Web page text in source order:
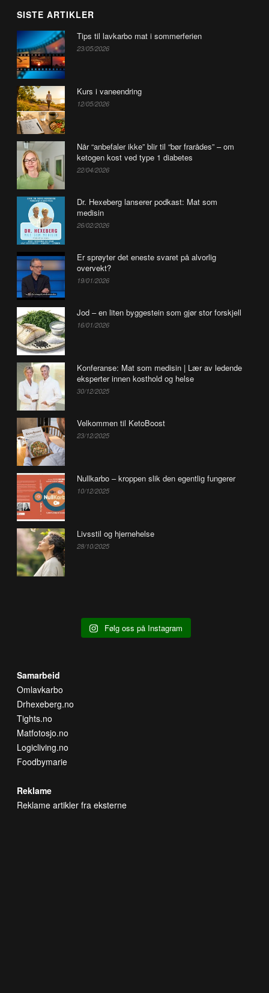
SISTE ARTIKLER
Tips til lavkarbo mat i sommerferien
23/05/2026
Kurs i vaneendring
12/05/2026
Når “anbefaler ikke” blir til “bør frarådes” – om
ketogen kost ved type 1 diabetes
22/04/2026
Dr. Hexeberg lanserer podkast: Mat som
medisin
26/02/2026
Er sprøyter det eneste svaret på alvorlig
overvekt?
19/01/2026
Jod – en liten byggestein som gjør stor forskjell
16/01/2026
Konferanse: Mat som medisin | Lær av ledende
eksperter innen kosthold og helse
30/12/2025
Velkommen til KetoBoost
23/12/2025
Nullkarbo – kroppen slik den egentlig fungerer
10/12/2025
Livsstil og hjernehelse
28/10/2025
Følg oss på Instagram
Samarbeid
Omlavkarbo
Drhexeberg.no
Tights.no
Matfotosjo.no
Logicliving.no
Foodbymarie
Reklame
Reklame artikler fra eksterne